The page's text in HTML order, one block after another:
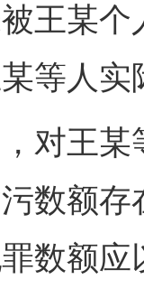
王某
等人
王某
数额
数额